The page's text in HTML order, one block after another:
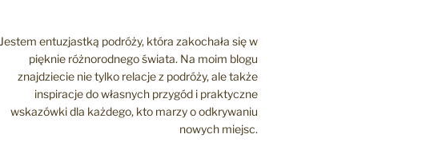
Jestem entuzjastką podróży, która zakochała się w
pięknie różnorodnego świata. Na moim blogu
znajdziecie nie tylko relacje z podróży, ale także
inspiracje do własnych przygód i praktyczne
wskazówki dla każdego, kto marzy o odkrywaniu
nowych miejsc.